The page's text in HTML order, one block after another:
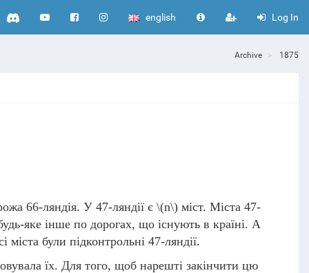
english Log In
Archive 1875
66-ляндія. У 47-ляндії є \(n\) міст. Міста 47-
яке інше по дорогах, що існують в країні. А
були підконтрольні 47-ляндії.
їх. Для того, щоб нарешті закінчити цю